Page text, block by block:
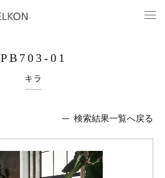
PB703-01
キラ
検索結果一覧へ戻る